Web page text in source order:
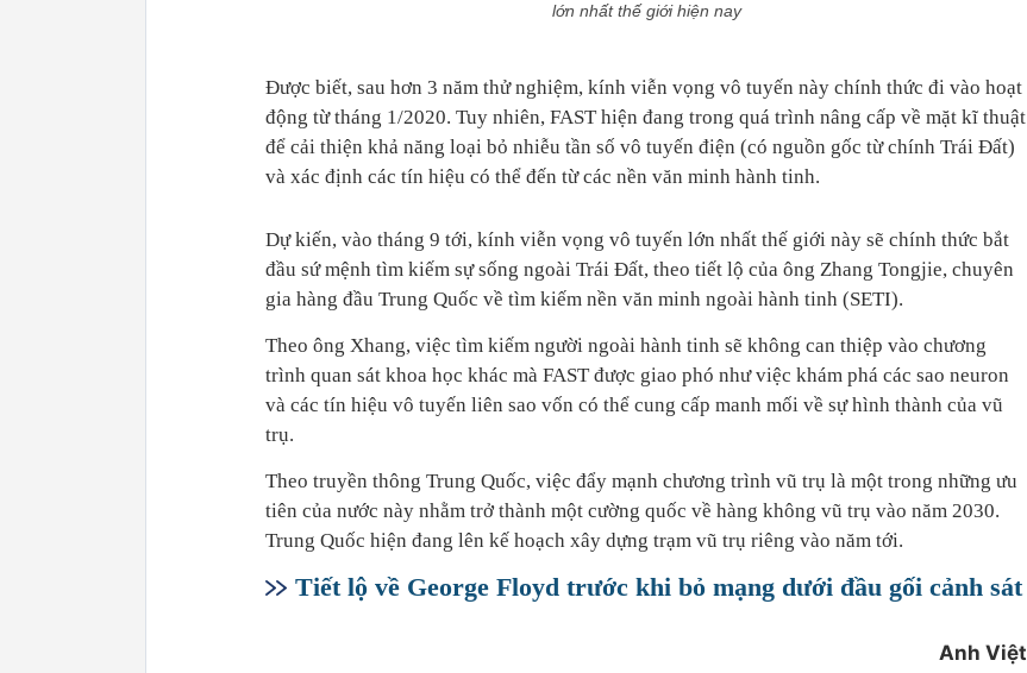
lớn nhất thế giới hiện nay
Được biết, sau hơn 3 năm thử nghiệm, kính viễn vọng vô tuyến này chính thức đi vào hoạt
động từ tháng 1/2020. Tuy nhiên, FAST hiện đang trong quá trình nâng cấp về mặt kĩ thuật
để cải thiện khả năng loại bỏ nhiễu tần số vô tuyến điện (có nguồn gốc từ chính Trái Đất)
và xác định các tín hiệu có thể đến từ các nền văn minh hành tinh.
Dự kiến, vào tháng 9 tới, kính viễn vọng vô tuyến lớn nhất thế giới này sẽ chính thức bắt
đầu sứ mệnh tìm kiếm sự sống ngoài Trái Đất, theo tiết lộ của ông Zhang Tongjie, chuyên
gia hàng đầu Trung Quốc về tìm kiếm nền văn minh ngoài hành tinh (SETI).
Theo ông Xhang, việc tìm kiếm người ngoài hành tinh sẽ không can thiệp vào chương
trình quan sát khoa học khác mà FAST được giao phó như việc khám phá các sao neuron
và các tín hiệu vô tuyến liên sao vốn có thể cung cấp manh mối về sự hình thành của vũ
trụ.
Theo truyền thông Trung Quốc, việc đẩy mạnh chương trình vũ trụ là một trong những ưu
tiên của nước này nhằm trở thành một cường quốc về hàng không vũ trụ vào năm 2030.
Trung Quốc hiện đang lên kế hoạch xây dựng trạm vũ trụ riêng vào năm tới.
Tiết lộ về George Floyd trước khi bỏ mạng dưới đầu gối cảnh sát
Anh Việt